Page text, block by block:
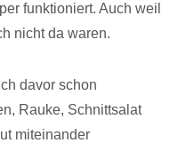
funktioniert. Auch weil
nicht da waren.
davor schon
Rauke, Schnittsalat
miteinander